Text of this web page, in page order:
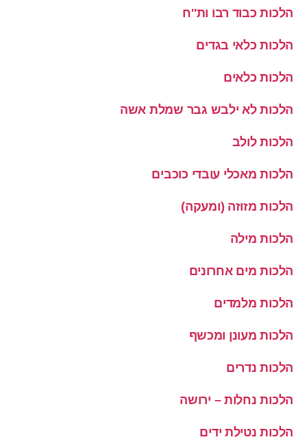
הלכות כבוד רבו ות''ח
הלכות כלאי בגדים
הלכות כלאים
הלכות לא ילבש גבר שמלת אשה
הלכות לולב
הלכות מאכלי עובדי כוכבים
הלכות מזוזה (ומעקה)
הלכות מילה
הלכות מים אחרונים
הלכות מלמדים
הלכות מעונן ומכשף
הלכות נדרים
הלכות נחלות – ירושה
הלכות נטילת ידים